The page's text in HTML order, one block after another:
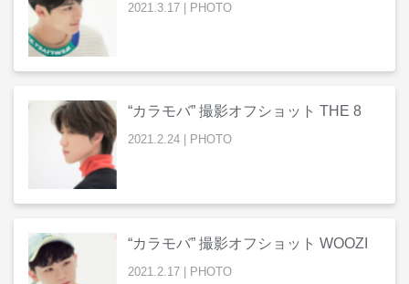
2021 3 17 PHOTO
“カラモバ” 撮影オフショット THE 8
2021.2.24 PHOTO
“カラモバ” 撮影オフショット WOOZI
2021 2 17 PHOTO